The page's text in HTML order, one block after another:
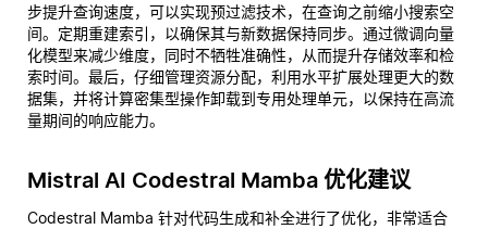
步提升查询速度，可以实现预过滤技术，在查询之前缩小搜索空
间。定期重建索引，以确保其与新数据保持同步。通过微调向量
化模型来减少维度，同时不牺牲准确性，从而提升存储效率和检
索时间。最后，仔细管理资源分配，利用水平扩展处理更大的数
据集，并将计算密集型操作卸载到专用处理单元，以保持在高流
量期间的响应能力。
Mistral AI Codestral Mamba 优化建议
Codestral Mamba 针对代码生成和补全进行了优化，非常适合